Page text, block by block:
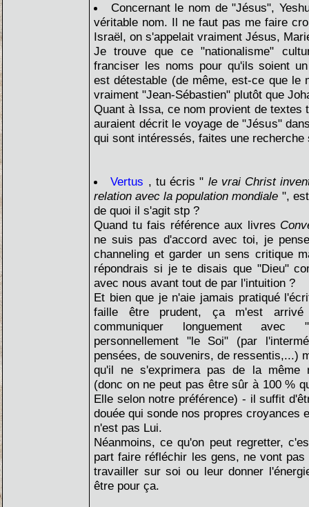
Concernant le nom de "Jésus",
véritable nom. Il ne faut pas me faire
Israël, on s'appelait vraiment Jésus,
Je trouve que ce "nationalisme"
franciser les noms pour qu'ils soient
est détestable (de même, est-ce que le
vraiment "Jean-Sébastien" plutôt que
Quant à Issa, ce nom provient de textes
auraient décrit le voyage de "Jésus"
qui sont intéressés, faites une
Vertus , tu écris " le vrai Christ
relation avec la population mondiale ",
de quoi il s'agit stp ?
Quand tu fais référence aux livres
ne suis pas d'accord avec toi, je
channeling et garder un sens critique
répondrais si je te disais que "Dieu"
avec nous avant tout de par l'intuition ?
Et bien que je n'aie jamais pratiqué
faille être prudent, ça m'est
communiquer longuement avec
personnellement "le Soi" (par
pensées, de souvenirs, de ressentis,...)
qu'il ne s'exprimera pas de la même
(donc on ne peut pas être sûr à 100 %
Elle selon notre préférence) - il suffit
douée qui sonde nos propres croyances
n'est pas Lui.
Néanmoins, ce qu'on peut regretter,
part faire réfléchir les gens, ne vont
travailler sur soi ou leur donner
être pour ça.